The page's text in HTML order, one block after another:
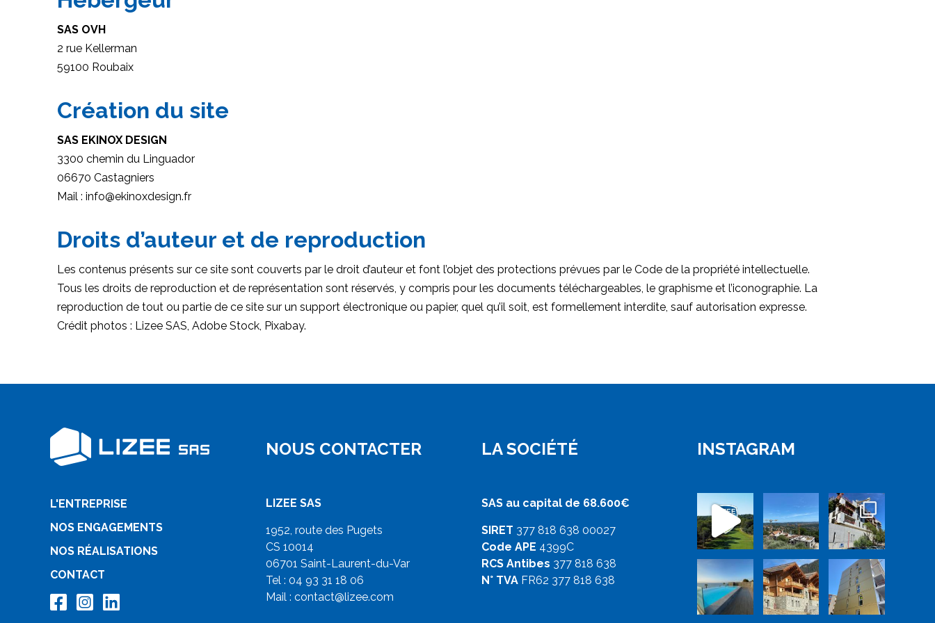
SAS OVH
2 rue Kellerman
59100 Roubaix
Création du site
SAS EKINOX DESIGN
3300 chemin du Linguador
06670 Castagniers
Mail : info@ekinoxdesign.fr
Droits d’auteur et de reproduction
Les contenus présents sur ce site sont couverts par le droit d’auteur et font l’objet des protections prévues par le Code de la propriété intellectuelle.
Tous les droits de reproduction et de représentation sont réservés, y compris pour les documents téléchargeables, le graphisme et l’iconographie. La
reproduction de tout ou partie de ce site sur un support électronique ou papier, quel qu’il soit, est formellement interdite, sauf autorisation expresse.
Crédit photos : Lizee SAS, Adobe Stock, Pixabay.
L'ENTREPRISE
NOS ENGAGEMENTS
NOS RÉALISATIONS
CONTACT
NOUS CONTACTER
LIZEE SAS
1952, route des Pugets
CS 10014
06701 Saint-Laurent-du-Var
Tel : 04 93 31 18 06
Mail : contact@lizee.com
LA SOCIÉTÉ
SAS au capital de 68.600€
SIRET 377 818 638 00027
Code APE 4399C
RCS Antibes 377 818 638
N° TVA FR62 377 818 638
INSTAGRAM